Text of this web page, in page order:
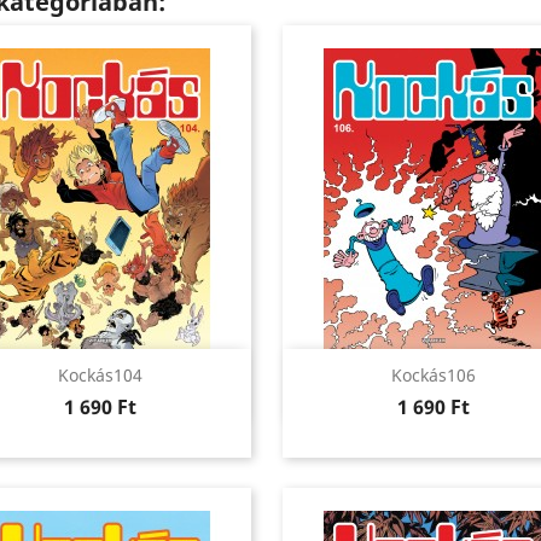
Kockás104
Ár
1 690 Ft
Előnézet Kockás106
Ár
1 690 Ft
Előnézet